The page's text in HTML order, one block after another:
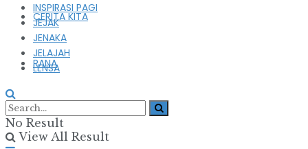
CERITA KITA
RANA
FIKSI & PUISI
INSPIRASI PAGI
JEJAK
JENAKA
JELAJAH
LENSA
No Result
View All Result